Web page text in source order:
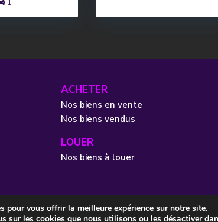
ACHETER
Nos biens en vente
Nos biens vendus
LOUER
Nos biens à louer
réalisé par l'agence Web et Solutions
pour vous offrir la meilleure expérience sur notre site.
sur les cookies que nous utilisons ou les désactiver